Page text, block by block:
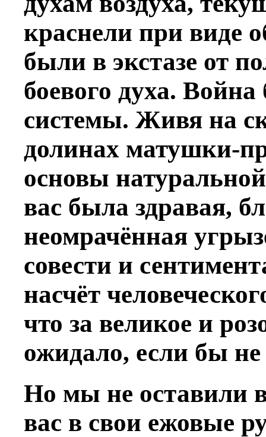
краснели при виде
были в экстазе от
боевого духа.
системы. Живя на
долинах матушки-
основы
вас была здравая,
неомрачённая
совести и
насчёт
что за великое и
ожидало, если бы
Но мы не оставили
вас в свои ежовые